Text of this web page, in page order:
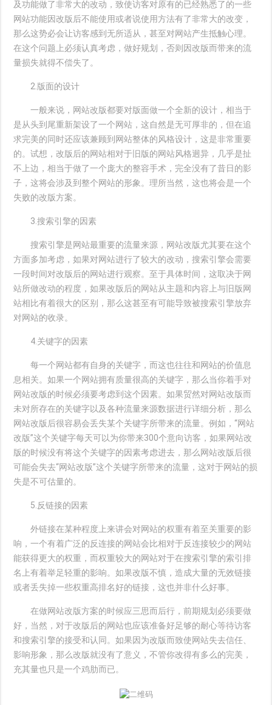
及功能做了非常大的改动，致使访客对原有的已经熟悉了的一些
网站功能因改版后不能使用或者说使用方法有了非常大的改变，
那么这势必会让访客感到无所适从，甚至对网站产生抵触心理。
在这个问题上必须认真考虑，做好规划，否则因改版而带来的流
量损失就得不偿失了。
2.版面的设计
一般来说，网站改版都要对版面做一个全新的设计，相当于
是从头到尾重新架设了一个网站，这自然是无可厚非的，但在追
求完美的同时还应该兼顾到网站整体的风格设计，这是非常重要
的。试想，改版后的网站相对于旧版的网站风格迥异，几乎是扯
不上边，相当于做了一个庞大的整容手术，完全没有了昔日的影
子，这将会涉及到整个网站的形象。理所当然，这也将会是一个
失败的改版方案。
3.搜索引擎的因素
搜索引擎是网站最重要的流量来源，网站改版尤其要在这个
方面多加考虑，如果对网站进行了较大的改动，搜索引擎会需要
一段时间对改版后的网站进行观察。至于具体时间，这取决于网
站所做改动的程度，如果改版后的网站从主题和内容上与旧版网
站相比有着很大的区别，那么这甚至有可能导致被搜索引擎放弃
对网站的收录。
4.关键字的因素
每一个网站都有自身的关键字，而这也往往和网站的价值息
息相关。如果一个网站拥有质量很高的关键字，那么当你着手对
网站改版的时候必须要考虑到这个因素。如果贸然对网站改版而
未对所存在的关键字以及各种流量来源数据进行详细分析，那么
网站改版后很容易会丢失某个关键字所带来的流量。例如，“网站
改版”这个关键字每天可以为你带来300个意向访客，如果网站改
版的时候没有将这个关键字的因素考虑进去，那么网站改版后很
可能会失去“网站改版”这个关键字所带来的流量，这对于网站的损
失是不可估量的。
5.反链接的因素
外链接在某种程度上来讲会对网站的权重有着至关重要的影
响，一个有着广泛的反连接的网站会比相对于反连接较少的网站
能获得更大的权重，而权重较大的网站对于在搜索引擎的索引排
名上有着举足轻重的影响。如果改版不慎，造成大量的无效链接
或者丢失掉一些权重高排名好的链接，这也并非什么好事。
在做网站改版方案的时候应三思而后行，前期规划必须要做
好，当然，对于改版后的网站也应该准备好足够的耐心等待访客
和搜索引擎的接受和认同。如果因为改版而致使网站失去信任、
影响形象，那么改版就没有了意义，不管你改得有多么的完美，
充其量也只是一个鸡肋而已。